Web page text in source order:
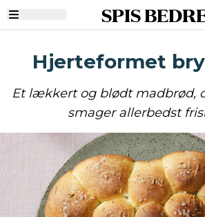
SPIS
Hjerteformet
Et lækkert og blødt madbrød,
smager allerbedst